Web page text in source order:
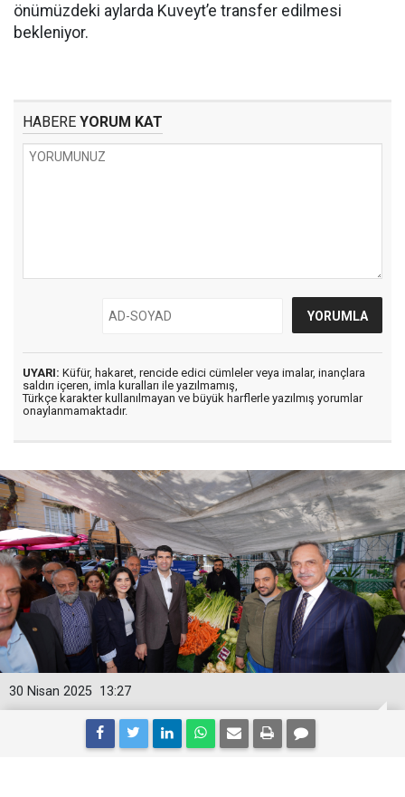
önümüzdeki aylarda Kuveyt’e transfer edilmesi
bekleniyor.
HABERE YORUM KAT
UYARI: Küfür, hakaret, rencide edici cümleler veya imalar, inançlara
saldırı içeren, imla kuralları ile yazılmamış,
Türkçe karakter kullanılmayan ve büyük harflerle yazılmış yorumlar
onaylanmamaktadır.
13:27
30 Nisan 2025